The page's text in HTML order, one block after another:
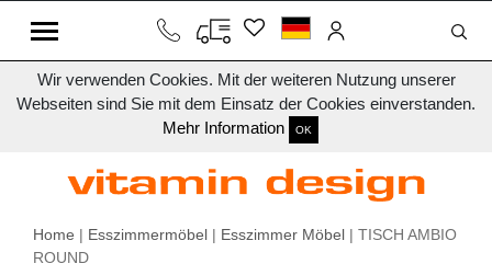
Wir verwenden Cookies. Mit der weiteren Nutzung unserer
Webseiten sind Sie mit dem Einsatz der Cookies einverstanden.
Mehr Information
OK
Home | Esszimmermöbel | Esszimmer Möbel | TISCH AMBIO
ROUND